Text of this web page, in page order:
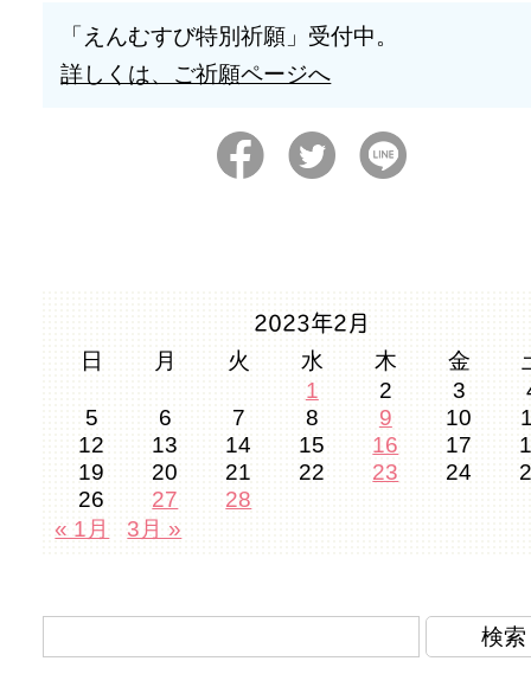
「えんむすび特別祈願」受付中。
詳しくは、ご祈願ページへ
2023年2月
日 月 火 水 木 金
1
2 3
5
6 7 8 9 10
12
13 14 15 16 17
19
20 21 22 23 24
26
27
28
« 1月
3月 »